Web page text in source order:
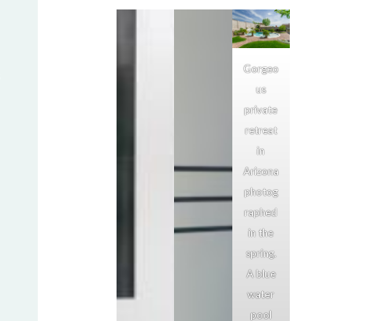
Gorgeo
us
private
retreat
in
Arizona
photog
raphed
in the
spring.
A blue
water
pool